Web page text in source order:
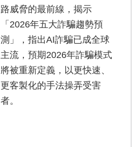
路威脅的最前線，揭示
「2026年五大詐騙趨勢預
測」，指出AI詐騙已成全球
主流，預期2026年詐騙模式
將被重新定義，以更快速、
更客製化的手法操弄受害
者。